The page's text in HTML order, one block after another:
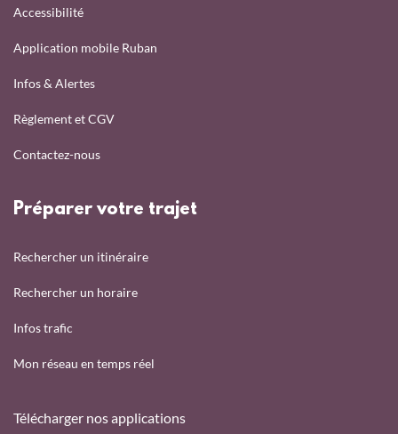
Accessibilité
Application mobile Ruban
Infos & Alertes
Règlement et CGV
Contactez-nous
Préparer votre trajet
Rechercher un itinéraire
Rechercher un horaire
Infos trafic
Mon réseau en temps réel
Télécharger nos applications